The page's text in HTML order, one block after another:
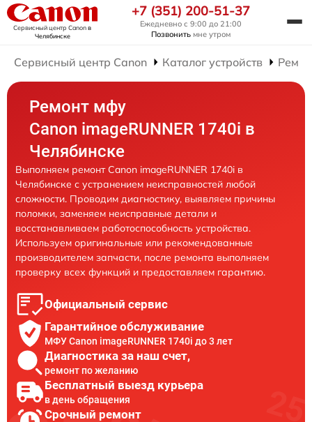
Сервисный центр Canonв
Челябинске
+7 (351) 200-51-37
Ежедневно с 9:00 до 21:00
Позвонить мне утром
Сервисный центр Canon Каталог устройств
Ремонт мфу
Canon imageRUNNER 1740i в
Челябинске
Выполняем ремонт Canon imageRUNNER 1740i в
Челябинске с устранением неисправностей любой
сложности. Проводим диагностику, выявляем причины
поломки, заменяем неисправные детали и
восстанавливаем работоспособность устройства.
Используем оригинальные или рекомендованные
производителем запчасти, после ремонта выполняем
проверку всех функций и предоставляем гарантию.
Официальный сервис
Гарантийное обслуживание
МФУ Canon imageRUNNER 1740i до 3 лет
Диагностика за наш счет,
ремонт по желанию
Бесплатный выезд курьера
в день обращения
Срочный ремонт